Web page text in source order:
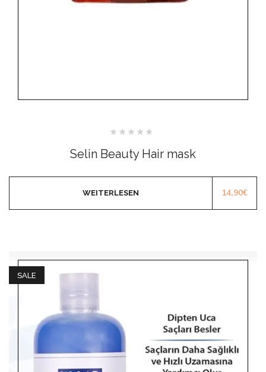
0
von
Selin Beauty Hair mask
14,90€
WEITERLESEN
SALE